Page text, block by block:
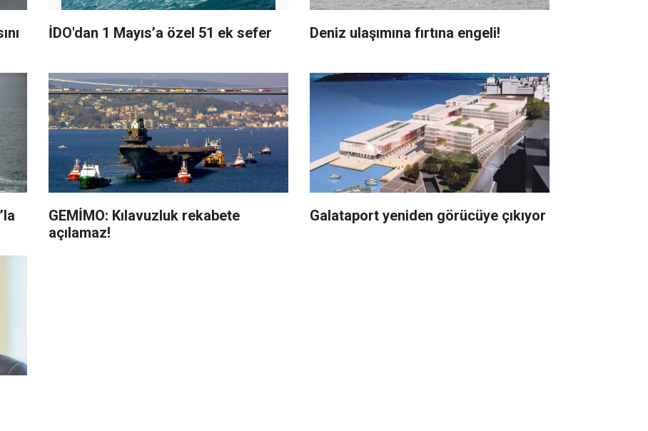
İDO'dan 1 Mayıs’a özel 51 ek sefer Deniz ulaşımına fırtına engeli!
GEMİMO: Kılavuzluk rekabete
açılamaz!
Galataport yeniden görücüye çıkıyor